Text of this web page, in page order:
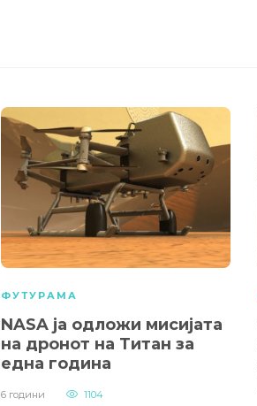
ФУТУРАМА
NASA ја одложи мисијата
на дронот на Титан за
една година
6 години 1104